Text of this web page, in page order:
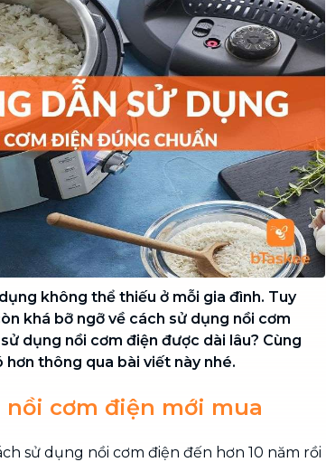
không lo dọn
NEW
cho văn
trình lớn
không thể thiếu ở mỗi gia đình. Tuy
khá bỡ ngỡ về cách sử dụng nồi cơm
dụng nồi cơm điện được dài lâu? Cùng
thông qua bài viết này nhé.
nồi cơm điện mới mua
sử dụng nồi cơm điện đến hơn 10 năm rồi